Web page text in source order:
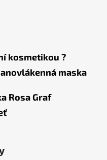
kosmetikou ?
maska
Rosa Graf